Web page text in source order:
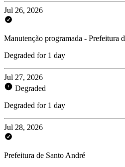
Jul 26, 2026
Manutenção programada - Prefeitura
Degraded for 1 day
Jul 27, 2026
Degraded
Degraded for 1 day
Jul 28, 2026
Prefeitura de Santo André